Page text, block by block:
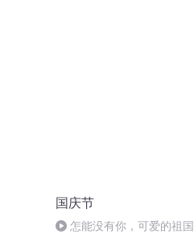
国庆节
怎能没有你，可爱的祖国